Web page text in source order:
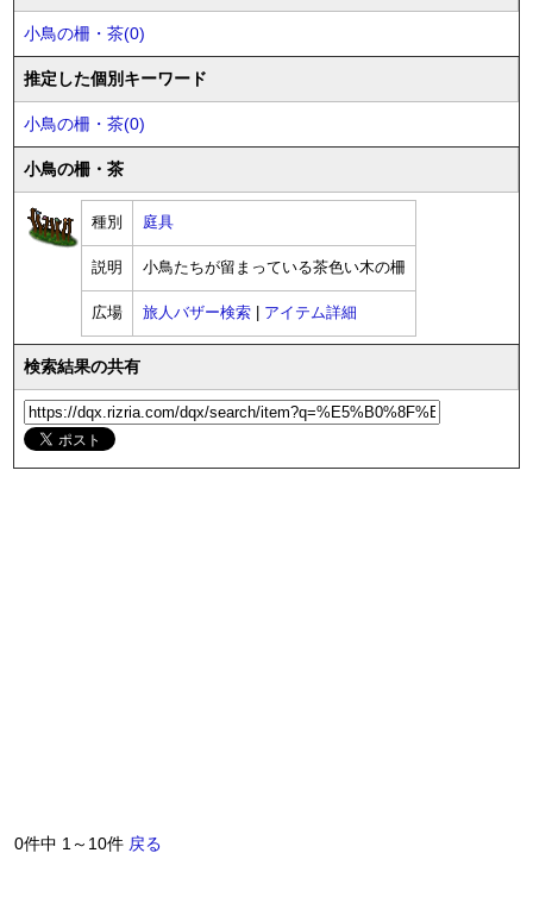
小鳥の柵・茶(0)
推定した個別キーワード
小鳥の柵・茶(0)
小鳥の柵・茶
種別 庭具
説明 小鳥たちが留まっている茶色い木の柵
広場 旅人バザー検索 アイテム詳細
検索結果の共有
0件中 1～10件 戻る